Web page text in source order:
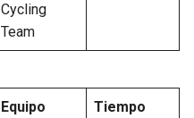
Cycling
Team
Equipo Tiempo